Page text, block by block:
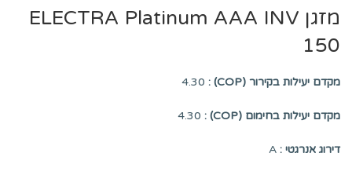
מזגן ELECTRA Platinum AAA INV
150
מקדם יעילות בקירור (COP) : 4.30
מקדם יעילות בחימום (COP) : 4.30
דירוג אנרגטי : A